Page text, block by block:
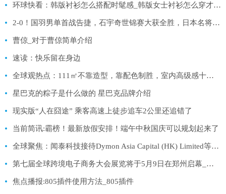
环球快看：韩版衬衫怎么搭配时髦感_韩版女士衬衫怎么穿才好看
2-0！国羽男单首战告捷，石宇奇世锦赛大获全胜，日本名将被淘汰
曹倞_对于曹倞简单介绍
速读：快乐留在身边
全球观热点：111㎡不靠造型，靠配色制胜，室内高级感十足，颇有几分复古味
星巴克的粽子是什么做的 星巴克品牌介绍
现实版“人在囧途” 乘客高速上徒步追车2公里还追错了
当前简讯:霸榜！最新放假安排！端午中秋国庆可以规划起来了
全球聚焦：闻泰科技接待Dymon Asia Capital (HK) Limited等多家机构调研
第七届全球跨境电子商务大会展览将于5月9日在郑州启幕_今日聚焦
焦点播报:805插件使用方法_805插件